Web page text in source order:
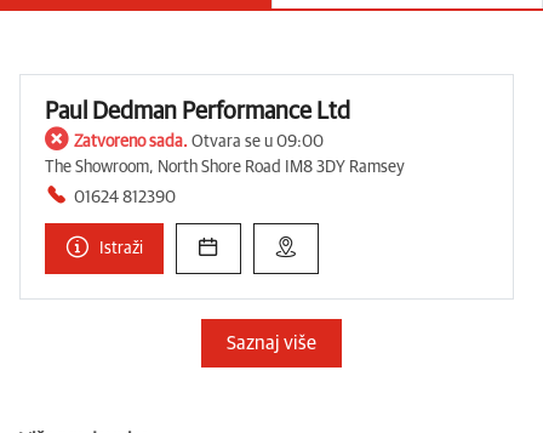
Paul Dedman Performance Ltd
Zatvoreno sada. Otvara se u 09:00
The Showroom, North Shore Road IM8 3DY Ramsey
01624 812390
Istraži
Saznaj više